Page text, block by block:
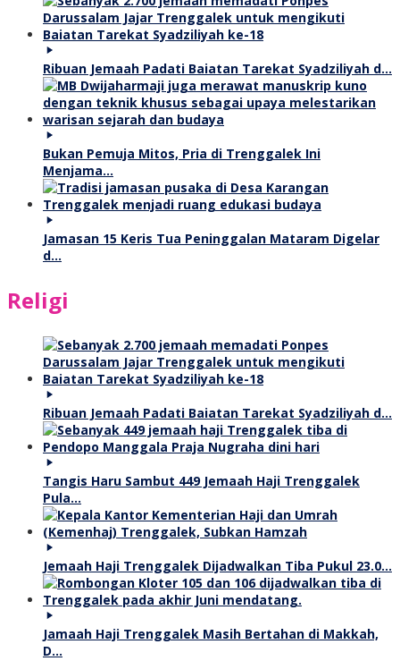
Ribuan Jemaah Padati Baiatan Tarekat Syadziliyah d…
Bukan Pemuja Mitos, Pria di Trenggalek Ini
Menjama…
Jamasan 15 Keris Tua Peninggalan Mataram Digelar
d…
Religi
Ribuan Jemaah Padati Baiatan Tarekat Syadziliyah d…
Tangis Haru Sambut 449 Jemaah Haji Trenggalek
Pula…
Jemaah Haji Trenggalek Dijadwalkan Tiba Pukul 23.0…
Jamaah Haji Trenggalek Masih Bertahan di Makkah,
D…